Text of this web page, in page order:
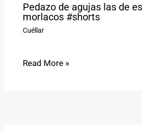
Pedazo de agujas las de
morlacos #shorts
Cuéllar
Read More »